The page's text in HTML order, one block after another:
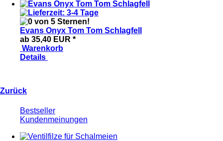
Evans Onyx Tom Tom Schlagfell
ab 35,40 EUR *
Warenkorb
Details
Zurück
Bestseller
Kundenmeinungen